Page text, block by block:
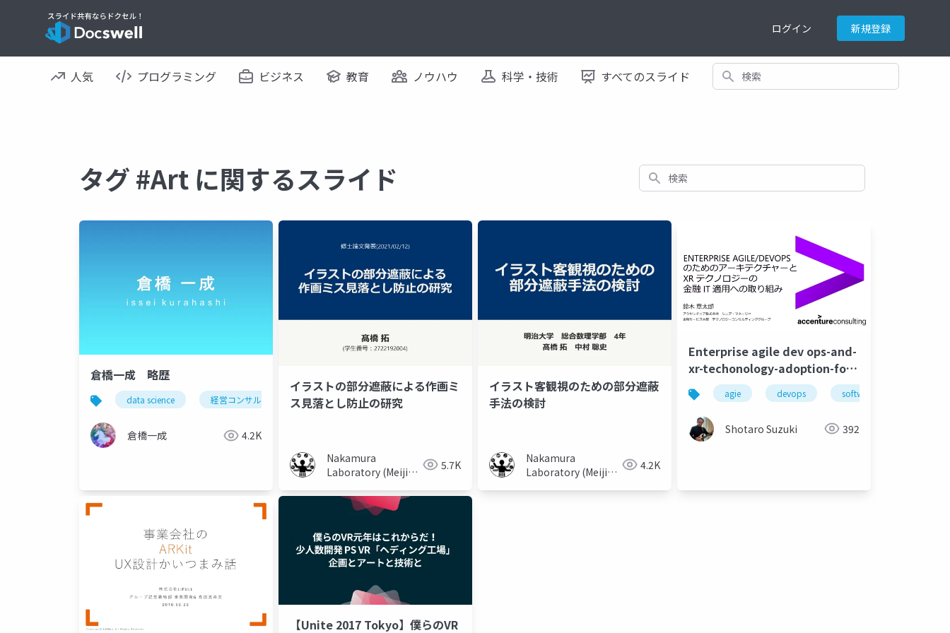
ログイン 新規登録
人気 プログラミング ビジネス 教育 ノウハウ 科学・技術 すべてのスライド 検索
タグ #Art に関するスライド 検索
倉橋一成 略歴
data science 経営コンサルティング データ駆動 データサイエンス
倉橋一成 4.2K
イラストの部分遮蔽による作画ミ
ス見落とし防止の研究
Nakamura
Laboratory (Meiji
5.7K
イラスト客観視のための部分遮蔽
手法の検討
Nakamura
Laboratory (Meiji
4.2K
Enterprise agile dev ops-and-
xr-techonology-adoption-for-
fintech-20180324
agie devops software development
Shotaro Suzuki 392
【Unite 2017 Tokyo】僕らのVR